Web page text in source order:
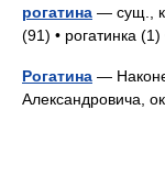
рогатина — сущ.,
(91) • рогатинка
Рогатина —
Александровича,